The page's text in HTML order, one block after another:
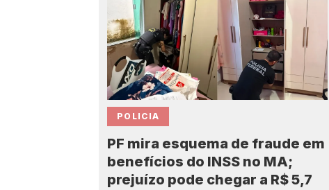
POLICIA
PF mira esquema de fraude em
benefícios do INSS no MA;
prejuízo pode chegar a R$ 5,7